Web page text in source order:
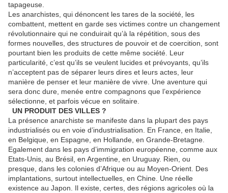
tapageuse.
Les anarchistes, qui dénoncent les tares de la société, les
combattent, mettent en garde ses victimes contre un changement
révolutionnaire qui ne conduirait qu’à la répétition, sous des
formes nouvelles, des structures de pouvoir et de coercition, sont
pourtant bien les produits de cette même société. Leur
particularité, c’est qu’ils se veulent lucides et prévoyants, qu’ils
n’acceptent pas de séparer leurs dires et leurs actes, leur
manière de penser et leur manière de vivre. Une aventure qui
sera donc dure, menée entre compagnons que l’expérience
sélectionne, et parfois vécue en solitaire.
UN PRODUIT DES VILLES ?
La présence anarchiste se manifeste dans la plupart des pays
industrialisés ou en voie d’industrialisation. En France, en Italie,
en Belgique, en Espagne, en Hollande, en Grande-Bretagne.
Egalement dans les pays d’immigration européenne, comme aux
Etats-Unis, au Brésil, en Argentine, en Uruguay. Rien, ou
presque, dans les colonies d’Afrique ou au Moyen-Orient. Des
implantations, surtout intellectuelles, en Chine. Une réelle
existence au Japon. Il existe, certes, des régions agricoles où la